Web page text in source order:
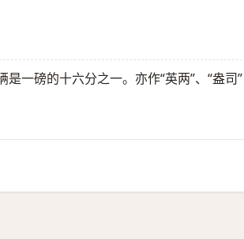
是一磅的十六分之一。亦作“英两”、“盎